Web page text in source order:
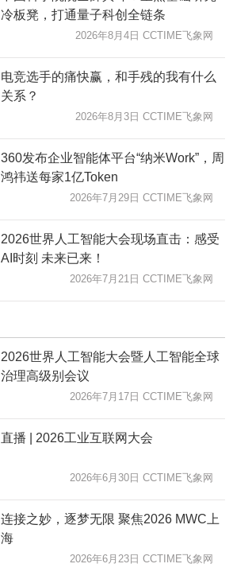
冷板凳，打通量子科创全链条
2026年8月4日 CCTIME飞象网
电竞选手的痛快赢，和手残的我有什么
关系？
2026年8月3日 CCTIME飞象网
360发布企业智能体平台“纳米Work”，周
鸿祎送每家1亿Token
2026年7月29日 CCTIME飞象网
2026世界人工智能大会现场直击：感受
AI时刻 未来已来！
2026年7月21日 CCTIME飞象网
2026世界人工智能大会暨人工智能全球
治理高级别会议
2026年7月17日 CCTIME飞象网
直播 | 2026工业互联网大会
2026年6月30日 CCTIME飞象网
连接之妙，逐梦无限 聚焦2026 MWC上
海
2026年6月23日 CCTIME飞象网